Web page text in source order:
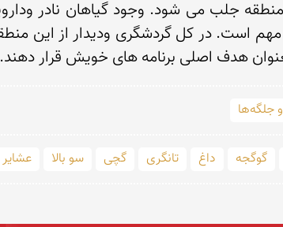
هدف اصلی برنامه های خویش قرار دهند.
جلگه‌ها
گوگجه داغ تانگری گچی سو بالا عشایر